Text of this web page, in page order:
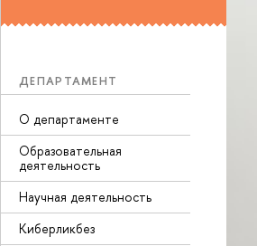
ДЕПАРТАМЕНТ
О департаменте
Образовательная
деятельность
Научная деятельность
Киберликбез